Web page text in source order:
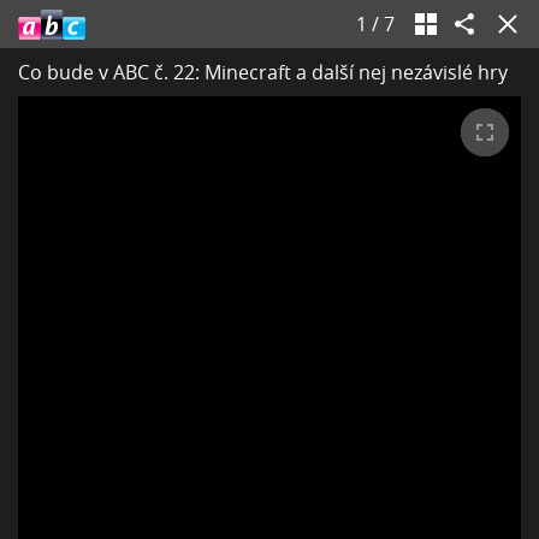
1 /7
Co bude v ABC č. 22: Minecraft a další nej nezávislé hry